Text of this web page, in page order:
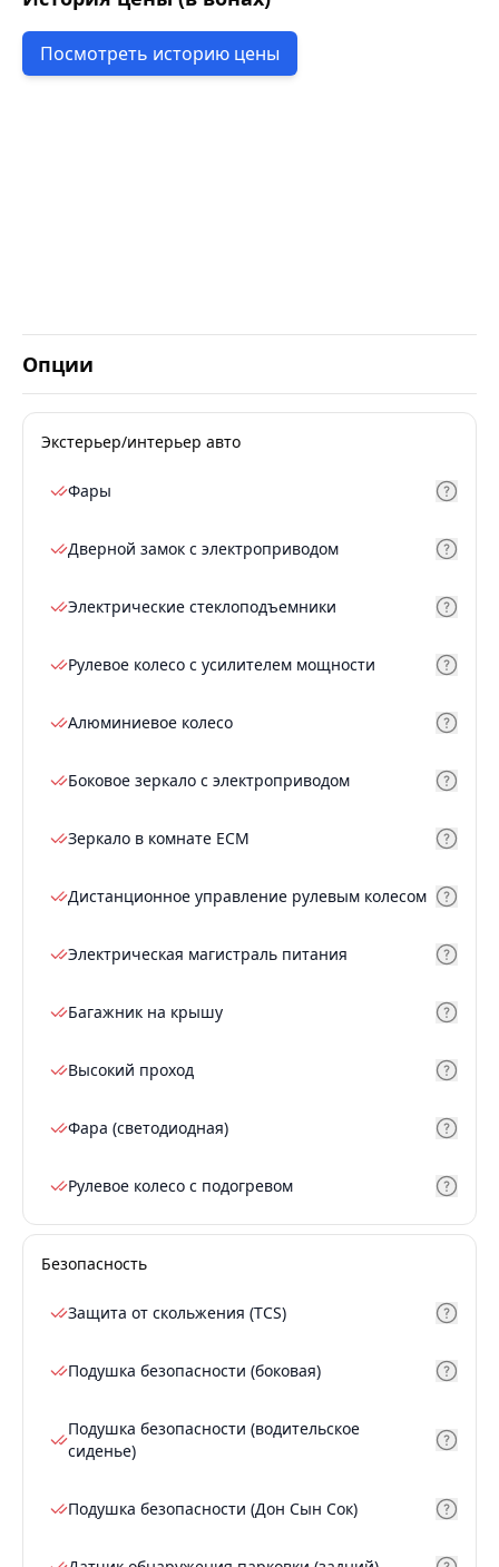
Посмотреть историю цены
Опции
Экстерьер/интерьер авто
Фары
Дверной замок с электроприводом
Электрические стеклоподъемники
Рулевое колесо с усилителем мощности
Алюминиевое колесо
Боковое зеркало с электроприводом
Зеркало в комнате ECM
Дистанционное управление рулевым колесом
Электрическая магистраль питания
Багажник на крышу
Высокий проход
Фара (светодиодная)
Рулевое колесо с подогревом
Безопасность
Защита от скольжения (TCS)
Подушка безопасности (боковая)
Подушка безопасности (водительское
сиденье)
Подушка безопасности (Дон Сын Сок)